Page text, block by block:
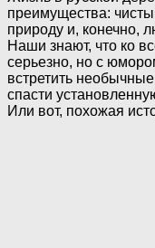
преимущества:
природу и, конечно,
Наши знают, что ко
серьезно, но с
встретить
спасти
Или вот, похожая